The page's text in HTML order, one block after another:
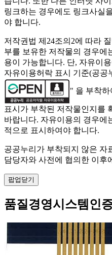
링크하는 경우에도 링크사실
야 합니다.
저작권법 제24조의2에 따라
부를 보유한 저작물의 경우에
용이 가능합니다. 단, 자유이
자유이용허락 표시 기준(공공
" 을 부착하
표시가 부착된 저작물인지를
바랍니다. 자유이용의 경우에
적으로 표시하여야 합니다.
공공누리가 부착되지 않은 자
담당자와 사전에 협의한 이후
팝업닫기
품질경영시스템인